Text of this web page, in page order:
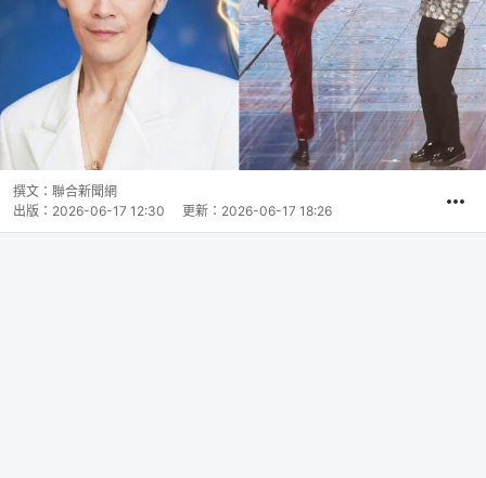
撰文： 聯合新聞網
出版： 2026-06-17 12:30 更新： 2026-06-17 18:26